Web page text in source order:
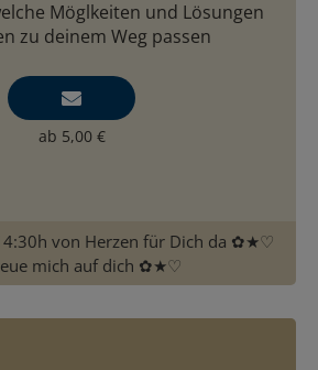
Möglkeiten und Lösungen
zu deinem Weg passen
ab 5,00 €
von Herzen für Dich da ✿★♡
mich auf dich ✿★♡